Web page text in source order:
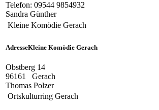
Telefon: 09544 9854932
Sandra Günther
Kleine Komödie Gerach
AdresseKleine Komödie Gerach
Obstberg 14
96161
Gerach
Thomas Polzer
Ortskulturring Gerach